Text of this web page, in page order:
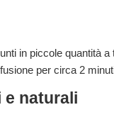
in piccole quantità
per circa 2
e naturali